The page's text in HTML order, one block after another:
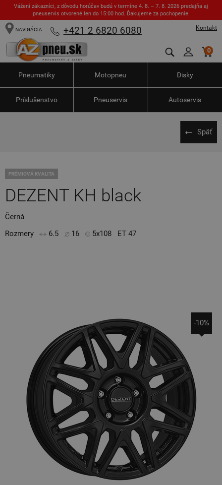
Vážení zákazníci, z dôvodu horúčav budú v termíne 4. 8. – 7. 8. 2026 predajňa aj
pneuservis otvorené len do 15:00 hod. Ďakujeme za pochopenie.
Kontakt
NAVIGÁCIA +421 2 6820 6080
0
Pneumatiky Motopneu Disky
Príslušenstvo Pneuservis Autoservis
Späť
PRÉMIOVÁ KVALITA
DEZENT KH black
Černá
Rozmery
6.5 16 5x108 ET 47
-10%